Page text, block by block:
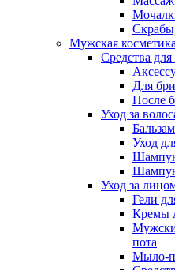
Мужская косметика
Средства для
Для
После
Уход за
Уход
Уход за
Гели
Кремы
пота
Мыло-